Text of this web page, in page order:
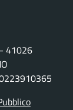
41026